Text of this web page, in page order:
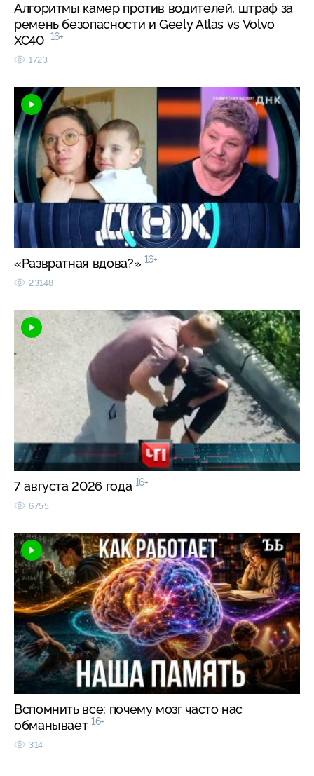
Алгоритмы камер против водителей, штраф за
ремень безопасности и Geely Atlas vs Volvo
XC40 16+
1723
«Развратная вдова?» 16+
23148
7 августа 2026 года 16+
6755
Вспомнить все: почему мозг часто нас
обманывает 16+
314